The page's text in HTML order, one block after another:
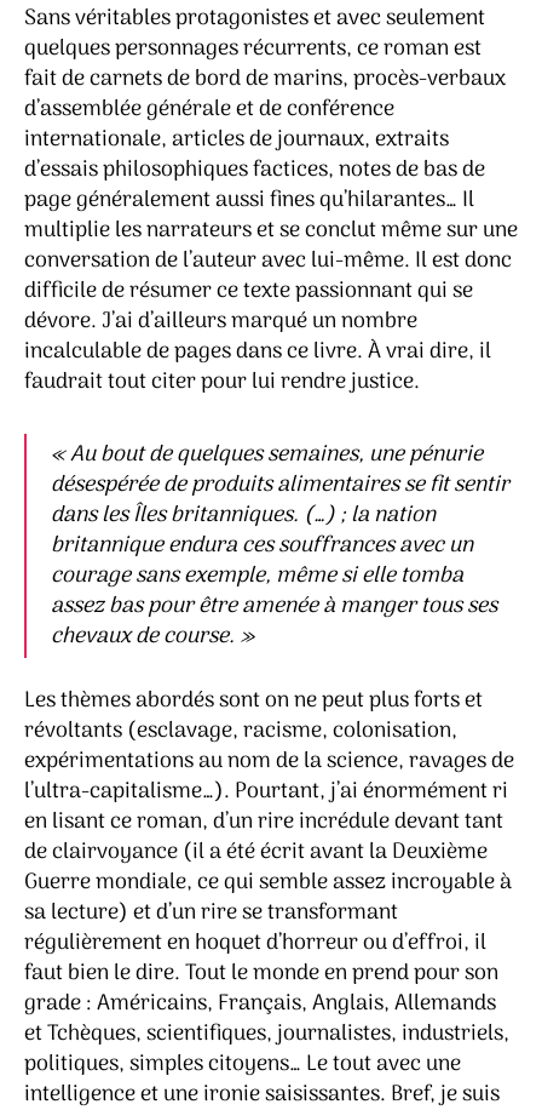
Sans véritables protagonistes et avec seulement
quelques personnages récurrents, ce roman est
fait de carnets de bord de marins, procès-verbaux
d’assemblée générale et de conférence
internationale, articles de journaux, extraits
d’essais philosophiques factices, notes de bas de
page généralement aussi fines qu’hilarantes… Il
multiplie les narrateurs et se conclut même sur une
conversation de l’auteur avec lui-même. Il est donc
difficile de résumer ce texte passionnant qui se
dévore. J’ai d’ailleurs marqué un nombre
incalculable de pages dans ce livre. À vrai dire, il
faudrait tout citer pour lui rendre justice.
« Au bout de quelques semaines, une pénurie
désespérée de produits alimentaires se fit sentir
dans les Îles britanniques. (…) ; la nation
britannique endura ces souffrances avec un
courage sans exemple, même si elle tomba
assez bas pour être amenée à manger tous ses
chevaux de course. »
Les thèmes abordés sont on ne peut plus forts et
révoltants (esclavage, racisme, colonisation,
expérimentations au nom de la science, ravages de
l’ultra-capitalisme…). Pourtant, j’ai énormément ri
en lisant ce roman, d’un rire incrédule devant tant
de clairvoyance (il a été écrit avant la Deuxième
Guerre mondiale, ce qui semble assez incroyable à
sa lecture) et d’un rire se transformant
régulièrement en hoquet d’horreur ou d’effroi, il
faut bien le dire. Tout le monde en prend pour son
grade : Américains, Français, Anglais, Allemands
et Tchèques, scientifiques, journalistes, industriels,
politiques, simples citoyens… Le tout avec une
intelligence et une ironie saisissantes. Bref, je suis